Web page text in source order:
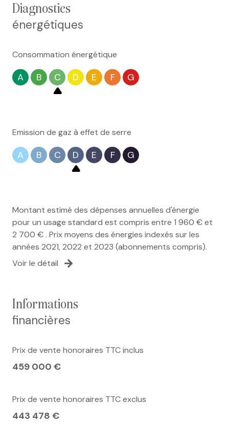
diagnostics
énergétiques
Consommation énergétique
A B C D E F G
Emission de gaz à effet de serre
A B C D E F G
Montant estimé des dépenses annuelles d'énergie
pour un usage standard est compris entre 1 960 € et
2 700 € . Prix moyens des énergies indexés sur les
années 2021, 2022 et 2023 (abonnements compris).
Voir le détail
informations
financières
Prix de vente honoraires TTC inclus
459 000 €
Prix de vente honoraires TTC exclus
443 478 €